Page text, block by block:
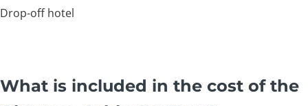
Drop-off hotel
What is included in the cost of the